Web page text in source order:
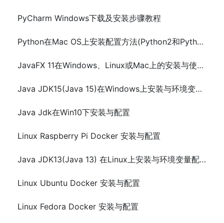
PyCharm Windows下载及安装步骤教程
Python在Mac OS上安装配置方法(Python2和Python3)
JavaFX 11在Windows、Linux或Mac上的安装与使用配置
Java JDK15(Java 15)在Windows上安装与环境变量配置
Java Jdk在Win10下安装与配置
Linux Raspberry Pi Docker 安装与配置
Java JDK13(Java 13) 在Linux上安装与环境变量配置
Linux Ubuntu Docker 安装与配置
Linux Fedora Docker 安装与配置